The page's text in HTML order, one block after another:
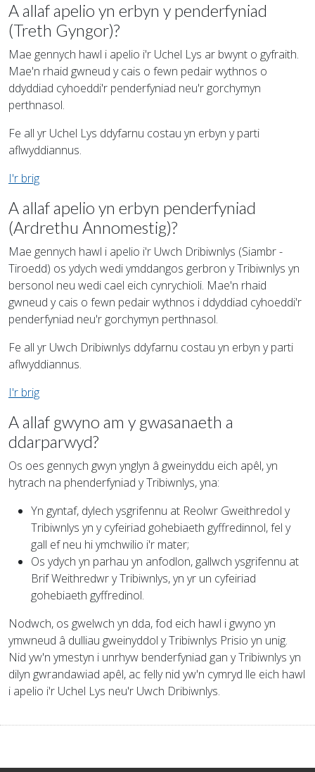
A allaf apelio yn erbyn y penderfyniad
(Treth Gyngor)?
Mae gennych hawl i apelio i'r Uchel Lys ar bwynt o gyfraith.
Mae'n rhaid gwneud y cais o fewn pedair wythnos o
ddyddiad cyhoeddi'r penderfyniad neu'r gorchymyn
perthnasol.
Fe all yr Uchel Lys ddyfarnu costau yn erbyn y parti
aflwyddiannus.
I'r brig
A allaf apelio yn erbyn penderfyniad
(Ardrethu Annomestig)?
Mae gennych hawl i apelio i'r Uwch Dribiwnlys (Siambr -
Tiroedd) os ydych wedi ymddangos gerbron y Tribiwnlys yn
bersonol neu wedi cael eich cynrychioli. Mae'n rhaid
gwneud y cais o fewn pedair wythnos i ddyddiad cyhoeddi'r
penderfyniad neu'r gorchymyn perthnasol.
Fe all yr Uwch Dribiwnlys ddyfarnu costau yn erbyn y parti
aflwyddiannus.
I'r brig
A allaf gwyno am y gwasanaeth a
ddarparwyd?
Os oes gennych gwyn ynglyn â gweinyddu eich apêl, yn
hytrach na phenderfyniad y Tribiwnlys, yna:
Yn gyntaf, dylech ysgrifennu at Reolwr Gweithredol y
Tribiwnlys yn y cyfeiriad gohebiaeth gyffredinnol, fel y
gall ef neu hi ymchwilio i'r mater;
Os ydych yn parhau yn anfodlon, gallwch ysgrifennu at
Brif Weithredwr y Tribiwnlys, yn yr un cyfeiriad
gohebiaeth gyffredinol.
Nodwch, os gwelwch yn dda, fod eich hawl i gwyno yn
ymwneud â dulliau gweinyddol y Tribiwnlys Prisio yn unig.
Nid yw'n ymestyn i unrhyw benderfyniad gan y Tribiwnlys yn
dilyn gwrandawiad apêl, ac felly nid yw'n cymryd lle eich hawl
i apelio i'r Uchel Lys neu'r Uwch Dribiwnlys.